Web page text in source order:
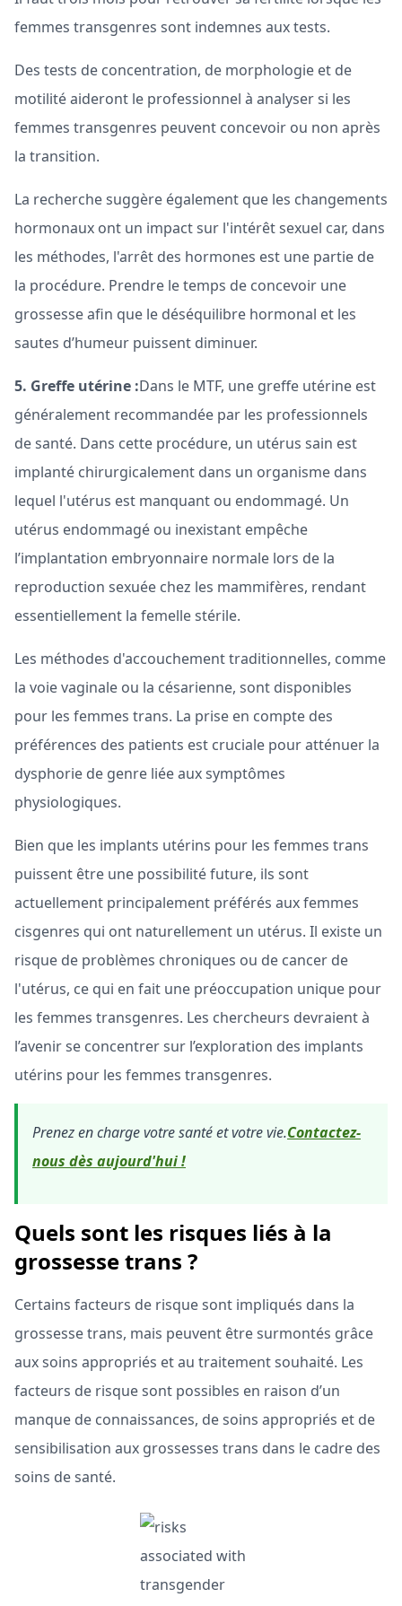
femmes transgenres sont indemnes aux tests.
Des tests de concentration, de morphologie et de
motilité aideront le professionnel à analyser si les
femmes transgenres peuvent concevoir ou non après
la transition.
La recherche suggère également que les changements
hormonaux ont un impact sur l'intérêt sexuel car, dans
les méthodes, l'arrêt des hormones est une partie de
la procédure. Prendre le temps de concevoir une
grossesse afin que le déséquilibre hormonal et les
sautes d’humeur puissent diminuer.
5. Greffe utérine :Dans le MTF, une greffe utérine est
généralement recommandée par les professionnels
de santé. Dans cette procédure, un utérus sain est
implanté chirurgicalement dans un organisme dans
lequel l'utérus est manquant ou endommagé. Un
utérus endommagé ou inexistant empêche
l’implantation embryonnaire normale lors de la
reproduction sexuée chez les mammifères, rendant
essentiellement la femelle stérile.
Les méthodes d'accouchement traditionnelles, comme
la voie vaginale ou la césarienne, sont disponibles
pour les femmes trans. La prise en compte des
préférences des patients est cruciale pour atténuer la
dysphorie de genre liée aux symptômes
physiologiques.
Bien que les implants utérins pour les femmes trans
puissent être une possibilité future, ils sont
actuellement principalement préférés aux femmes
cisgenres qui ont naturellement un utérus. Il existe un
risque de problèmes chroniques ou de cancer de
l'utérus, ce qui en fait une préoccupation unique pour
les femmes transgenres. Les chercheurs devraient à
l’avenir se concentrer sur l’exploration des implants
utérins pour les femmes transgenres.
Prenez en charge votre santé et votre vie.Contactez-
nous dès aujourd'hui !
Quels sont les risques liés à la
grossesse trans ?
Certains facteurs de risque sont impliqués dans la
grossesse trans, mais peuvent être surmontés grâce
aux soins appropriés et au traitement souhaité. Les
facteurs de risque sont possibles en raison d’un
manque de connaissances, de soins appropriés et de
sensibilisation aux grossesses trans dans le cadre des
soins de santé.